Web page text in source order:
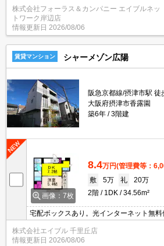
です。詳しくは 当店「０１２０－９６７
合せ下さい♪
株式会社フォーラス＆カンパニー エイブルネッ
トワーク岸辺店
情報更新日 2026/08/06
賃貸マンション シャーメゾン広陽
阪急京都線/摂津市駅 徒
大阪府摂津市香露園
築6年
3階建
画像：7枚
8.4万円(管理費等：
敷
5万 礼
20万
2階
1DK 34.56m²
宅配ボックスあり。光インターネット無料
株式会社エイブル 千里丘店
情報更新日 2026/08/06